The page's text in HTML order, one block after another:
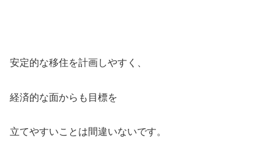
安定的な移住を計画しやすく、
経済的な面からも目標を
立てやすいことは間違いないです。